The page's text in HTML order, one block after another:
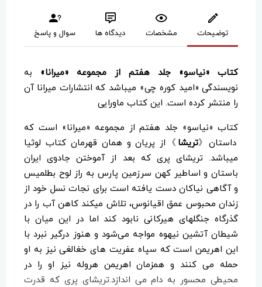
توضیحات مشخصات دیدگاه ها سوال و پاسخ
کتاب «نیاسو» جلد هفتم از مجموعه «میرانا» به
نویسندگی «امید کوره چی» می­باشد که انتشارات میرانا آن
را منتشر کرده است. این کتاب ماورایی
کتاب «نیاسو» جلد هفتم از مجموعه «میرانا» است که
داستان《تریشا 》از پریان و همان قهرمان کتاب لوثیا
میباشد. تریشای پری که بعد از آموختن جادوی ایران
باستان و اساطیر کهن سرزمین پارس به راز لوح بطلمیس
و آگاهی نیاکان دست یافته است برای نجات نسل خود از
زندان محبوس عمق اقیانوس، تلاش می­کند کاهن آب را در
گذرگاه جنگل­های هیرکانی نابود کند اما در این میان با
شیطان آتشین نیهوه مواجه می‌شود و هنوز درگیر نبرد با
این اهریمن است که سپاه عفریت های خغالغی نیز به او
حمله می کنند و همزمان اهریمن هروله نیز او را در
محیطی محسور به دام‌ می اندازد.‌تریشای پری که قدرت